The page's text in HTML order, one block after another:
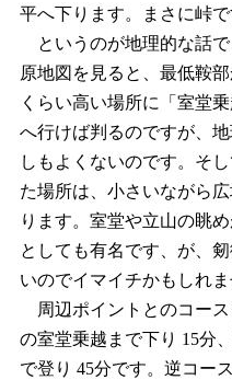
平へ下ります。まさに峠で
というのが地理的な話
原地図を見ると、最低鞍
くらい高い場所に「室堂
へ行けば判るのですが、
しもよくないのです。そ
た場所は、小さいながら
ります。室堂や立山の眺
としても有名です、が、
いのでイマイチかもしれま
周辺ポイントとのコース
の室堂乗越まで下り 15分
で登り 45分です。逆コー